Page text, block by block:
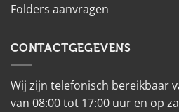
Folders aanvragen
CONTACTGEGEVENS
Wij zijn telefonisch bereikbaar
van 08:00 tot 17:00 uur en op